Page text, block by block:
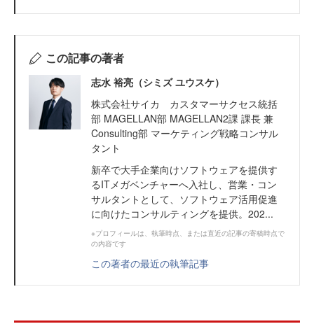
この記事の著者
志水 裕亮（シミズ ユウスケ）
株式会社サイカ カスタマーサクセス統括
部 MAGELLAN部 MAGELLAN2課 課長 兼
Consulting部 マーケティング戦略コンサル
タント
新卒で大手企業向けソフトウェアを提供す
るITメガベンチャーへ入社し、営業・コン
サルタントとして、ソフトウェア活用促進
に向けたコンサルティングを提供。202...
※プロフィールは、執筆時点、または直近の記事の寄稿時点で
の内容です
この著者の最近の執筆記事